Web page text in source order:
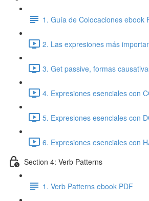
1. Guía de Colocaciones ebook
2. Las expresiones más
3. Get passive, formas
4. Expresiones esenciales con
5. Expresiones esenciales con
6. Expresiones esenciales con
Section 4: Verb Patterns
1. Verb Patterns ebook PDF